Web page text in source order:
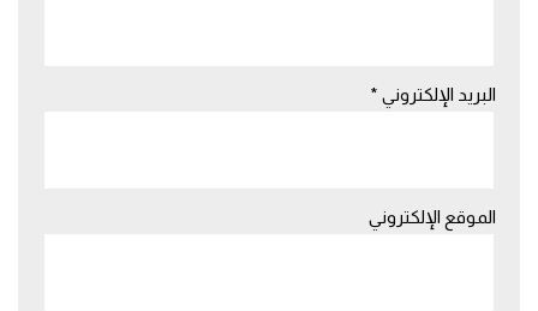
البريد الإلكتروني *
الموقع الإلكتروني